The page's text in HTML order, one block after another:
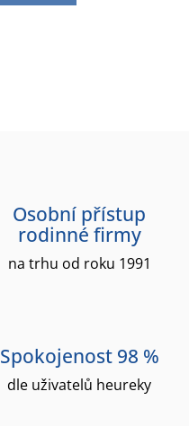
Osobní přístup
rodinné firmy
na trhu od roku 1991
Spokojenost 98 %
dle uživatelů heureky